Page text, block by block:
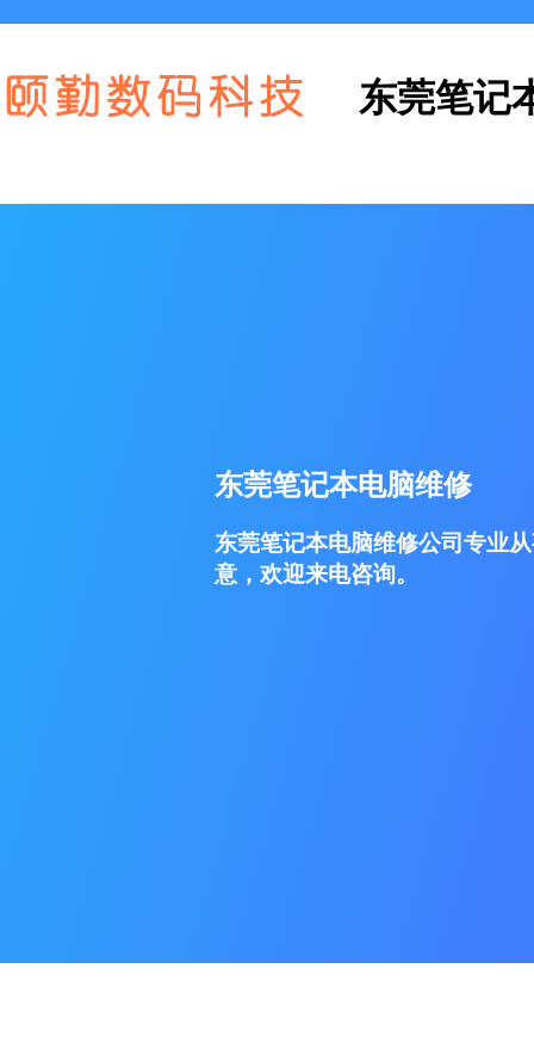
东莞笔记
东莞笔记本电脑维修
东莞笔记本电脑维修公司专业
意，欢迎来电咨询。